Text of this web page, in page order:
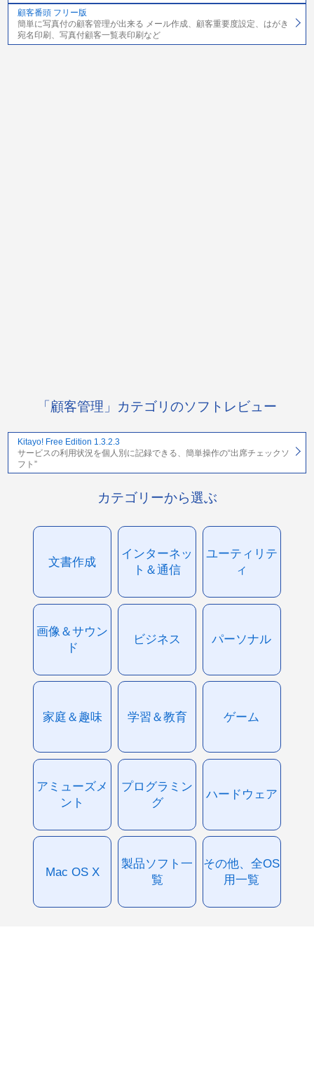
顧客番頭 フリー版
簡単に写真付の顧客管理が出来る メール作成、顧客重要度設定、はがき
宛名印刷、写真付顧客一覧表印刷など
「顧客管理」カテゴリのソフトレビュー
Kitayo! Free Edition 1.3.2.3
サービスの利用状況を個人別に記録できる、簡単操作の“出席チェックソ
フト”
カテゴリーから選ぶ
文書作成
インターネッ
ト＆通信
ユーティリテ
ィ
画像＆サウン
ド
ビジネス パーソナル
家庭＆趣味 学習＆教育 ゲーム
アミューズメ
ント
プログラミン
グ
ハードウェア
Mac OS X
製品ソフト一
覧
その他、全OS
用一覧